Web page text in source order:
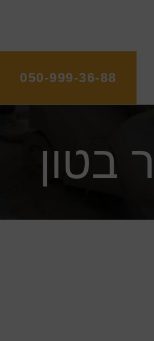
050-999-36-88
בטון